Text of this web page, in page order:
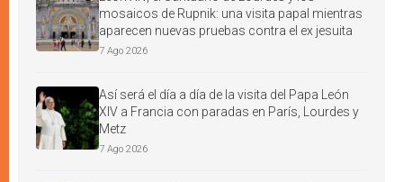
mosaicos de Rupnik: una visita papal mientras
aparecen nuevas pruebas contra el ex jesuita
7 Ago 2026
Así será el día a día de la visita del Papa León
XIV a Francia con paradas en París, Lourdes y
Metz
7 Ago 2026